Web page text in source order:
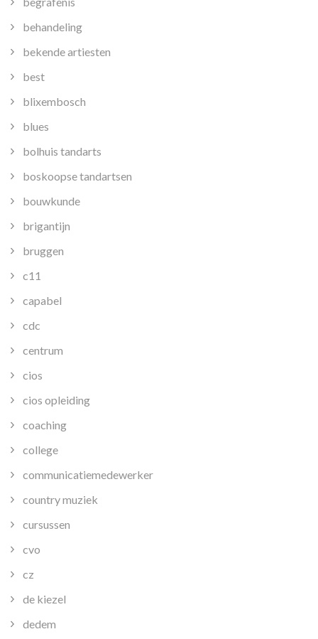
behandeling
bekende artiesten
best
blixembosch
blues
bolhuis tandarts
boskoopse tandartsen
bouwkunde
brigantijn
bruggen
c11
capabel
cdc
centrum
cios
cios opleiding
coaching
college
communicatiemedewerker
country muziek
cursussen
cvo
cz
de kiezel
dedem